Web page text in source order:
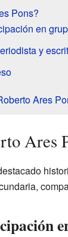
Pons?
en
y
Ares
Ares